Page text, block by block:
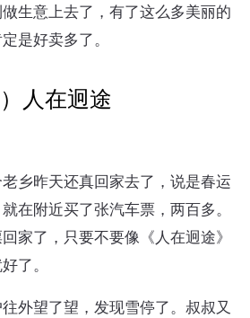
生意上去了，有了这么多美丽的
是好卖多了。
人在迥途
乡昨天还真回家去了，说是春运
在附近买了张汽车票，两百多。
家了，只要不要像《人在迥途》
了。
外望了望，发现雪停了。叔叔又